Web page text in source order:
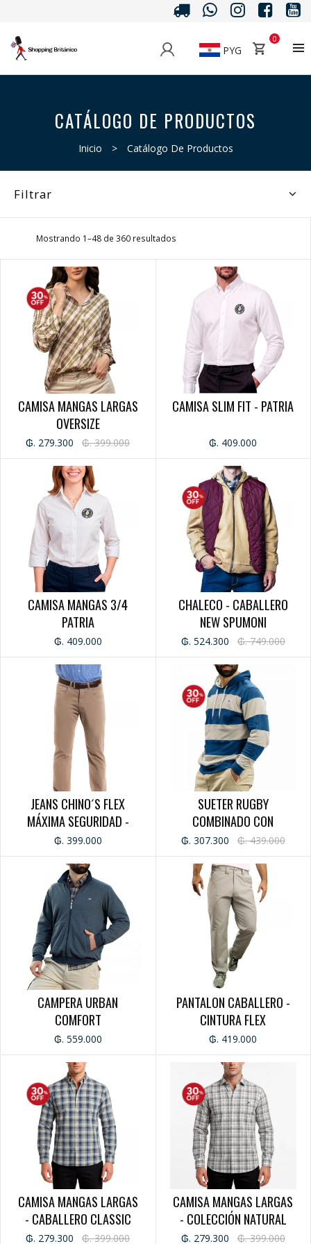
PYG
0
CATÁLOGO DE PRODUCTOS
Inicio > Catálogo De Productos
Filtrar
CATEGORÍAS
GIFT CARD
CABALLERO
CAMISAS
REMERAS
CAMPERAS
PANTALONES
BERMUDAS
DAMA
JEANS
CAMISA
REMERA
CAMPERA
PANTALÓN
CABALLERO
DAMA
CABALLERO
AO PO'I
CABALLERO
ACCESORIOS
CINTO CABALLERO
NECESER
CINTO DAMA
OUTLET
CAMISAS
PANTALON
Mostrando 1–48 de 360 resultados
CAMISA MANGAS LARGAS
OVERSIZE
₲. 279.300 ₲. 399.000
CAMISA SLIM FIT - PATRIA
₲. 409.000
CAMISA MANGAS 3/4
PATRIA
₲. 409.000
CHALECO - CABALLERO
NEW SPUMONI
₲. 524.300 ₲. 749.000
JEANS CHINO´S FLEX
MÁXIMA SEGURIDAD -
CABALLERO
₲. 399.000
SUETER RUGBY
COMBINADO CON
CAPUCHA - URBAN MODE -
CABALLERO
₲. 307.300 ₲. 439.000
CAMPERA URBAN
COMFORT
₲. 559.000
PANTALON CABALLERO -
CINTURA FLEX
₲. 419.000
CAMISA MANGAS LARGAS
- CABALLERO CLASSIC
₲. 279.300 ₲. 399.000
CAMISA MANGAS LARGAS
- COLECCIÓN NATURAL
₲. 279.300 ₲. 399.000